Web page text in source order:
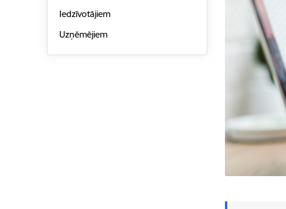
Iedzīvotājiem
Uzņēmējiem